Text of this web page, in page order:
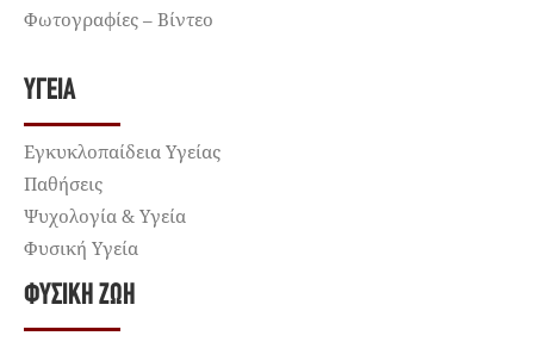
Φωτογραφίες – Βίντεο
ΥΓΕΊΑ
Εγκυκλοπαίδεια Υγείας
Παθήσεις
Ψυχολογία & Υγεία
Φυσική Υγεία
ΦΥΣΙΚΉ ΖΩΉ